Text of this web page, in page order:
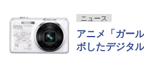
ニュース
アニメ「ガー
ボしたデジタ